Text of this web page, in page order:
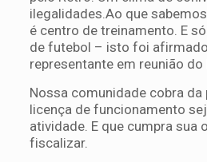
ilegalidades.Ao que
é centro de treinamento. E
de futebol – isto foi
representante em reunião do
Nossa comunidade cobra da
licença de funcionamento
atividade. E que cumpra sua
fiscalizar.